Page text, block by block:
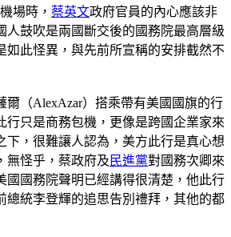
場時， 蔡英文政府官員的內心應該非
人鼓吹是兩國斷交後的國務院最高層級
如此怪異，與先前所宣稱的安排截然不
爾（AlexAzar）搭乘帶有美國國旗的行
行只是商務包機，更像是跨國企業家來
下，很難讓人認為，美方此行是真心想
無怪乎，蔡政府及 民進黨對國務次卿來
國國務院聲明已經講得很清楚，他此行
總統李登輝的追思告別禮拜，其他的都